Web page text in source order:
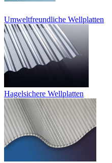
Umweltfreundliche Wellplatten
Hagelsichere Wellplatten